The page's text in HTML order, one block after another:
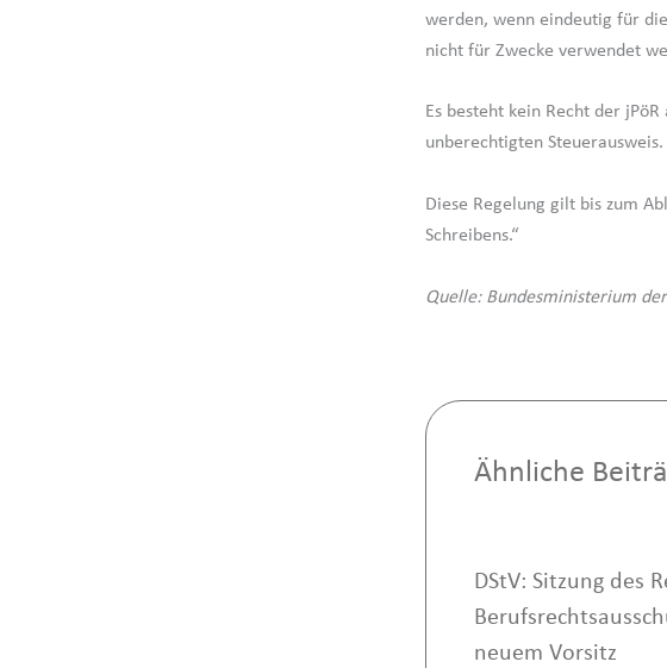
werden, wenn eindeutig für
nicht für Zwecke verwendet
Es besteht kein Recht der
unberechtigten Steuerausweis.
Diese Regelung gilt bis zum
Schreibens.“
Quelle: Bundesministerium
Ähnliche
DStV: Sitzung des
neuem Vorsitz